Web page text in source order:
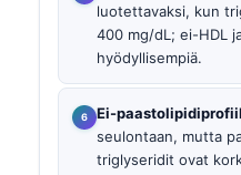
luotettavaksi, kun
400 mg/dL; ei-HDL
hyödyllisempiä.
Ei-
seulontaan, mutta
triglyseridit ovat